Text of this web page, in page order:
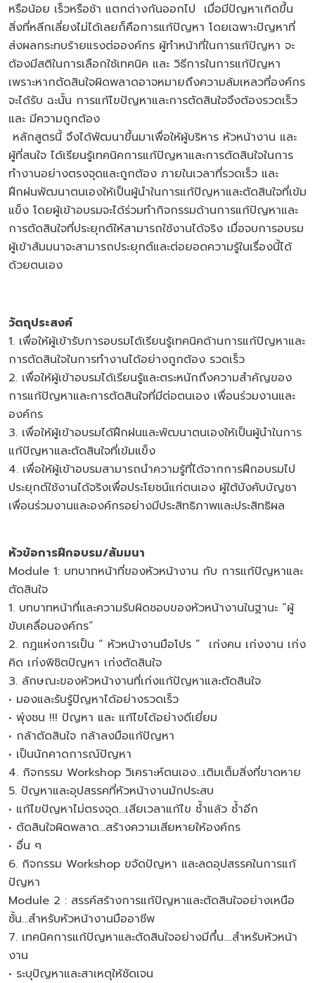
หรือน้อย เร็วหรือช้า แตกต่างกันออกไป เมื่อมีปัญหาเกิดขึ้น
สิ่งที่หลีกเลี่ยงไม่ได้เลยก็คือการแก้ปัญหา โดยเฉพาะปัญหาที่
ส่งผลกระทบร้ายแรงต่อองค์กร ผู้ทำหน้าที่ในการแก้ปัญหา จะ
ต้องมีสติในการเลือกใช้เทคนิค และ วิธีการในการแก้ปัญหา
เพราะหากตัดสินใจผิดพลาดอาจหมายถึงความล้มเหลวที่องค์กร
จะได้รับ ฉะนั้น การแก้ไขปัญหาและการตัดสินใจจึงต้องรวดเร็ว
และ มีความถูกต้อง
หลักสูตรนี้ จึงได้พัฒนาขึ้นมาเพื่อให้ผู้บริหาร หัวหน้างาน และ
ผู้ที่สนใจ ได้เรียนรู้เทคนิคการแก้ปัญหาและการตัดสินใจในการ
ทำงานอย่างตรงจุดและถูกต้อง ภายในเวลาที่รวดเร็ว และ
ฝึกฝนพัฒนาตนเองให้เป็นผู้นำในการแก้ปัญหาและตัดสินใจที่เข้ม
แข็ง โดยผู้เข้าอบรมจะได้ร่วมทำกิจกรรมด้านการแก้ปัญหาและ
การตัดสินใจที่ประยุกต์ให้สามารถใช้งานได้จริง เมื่อจบการอบรม
ผู้เข้าสัมมนาจะสามารถประยุกต์และต่อยอดความรู้ในเรื่องนี้ได้
ด้วยตนเอง
วัตถุประสงค์
1. เพื่อให้ผู้เข้ารับการอบรมได้เรียนรู้เทคนิคด้านการแก้ปัญหาและ
การตัดสินใจในการทำงานได้อย่างถูกต้อง รวดเร็ว
2. เพื่อให้ผู้เข้าอบรมได้เรียนรู้และตระหนักถึงความสำคัญของ
การแก้ปัญหาและการตัดสินใจที่มีต่อตนเอง เพื่อนร่วมงานและ
องค์กร
3. เพื่อให้ผู้เข้าอบรมได้ฝึกฝนและพัฒนาตนเองให้เป็นผู้นำในการ
แก้ปัญหาและตัดสินใจที่เข้มแข็ง
4. เพื่อให้ผู้เข้าอบรมสามารถนำความรู้ที่ได้จากการฝึกอบรมไป
ประยุกต์ใช้งานได้จริงเพื่อประโยชน์แก่ตนเอง ผู้ใต้บังคับบัญชา
เพื่อนร่วมงานและองค์กรอย่างมีประสิทธิภาพและประสิทธิผล
หัวข้อการฝึกอบรม/สัมมนา
Module 1: บทบาทหน้าที่ของหัวหน้างาน กับ การแก้ปัญหาและ
ตัดสินใจ
1. บทบาทหน้าที่และความรับผิดชอบของหัวหน้างานในฐานะ “ผู้
ขับเคลื่อนองค์กร”
2. กฎแห่งการเป็น “ หัวหน้างานมือโปร ” เก่งคน เก่งงาน เก่ง
คิด เก่งพิชิตปัญหา เก่งตัดสินใจ
3. ลักษณะของหัวหน้างานที่เก่งแก้ปัญหาและตัดสินใจ
• มองและรับรู้ปัญหาได้อย่างรวดเร็ว
• พุ่งชน !!! ปัญหา และ แก้ไขได้อย่างดีเยี่ยม
• กล้าตัดสินใจ กล้าลงมือแก้ปัญหา
• เป็นนักคาดการณ์ปัญหา
4. กิจกรรม Workshop วิเคราะห์ตนเอง…เติมเต็มสิ่งที่ขาดหาย
5. ปัญหาและอุปสรรคที่หัวหน้างานมักประสบ
• แก้ไขปัญหาไม่ตรงจุด…เสียเวลาแก้ไข ซ้ำแล้ว ซ้ำอีก
• ตัดสินใจผิดพลาด…สร้างความเสียหายให้องค์กร
• อื่น ๆ
6. กิจกรรม Workshop ขจัดปัญหา และลดอุปสรรคในการแก้
ปัญหา
Module 2 : สรรค์สร้างการแก้ปัญหาและตัดสินใจอย่างเหนือ
ชั้น...สำหรับหัวหน้างานมืออาชีพ
7. เทคนิคการแก้ปัญหาและตัดสินใจอย่างมีกึ๋น….สำหรับหัวหน้า
งาน
• ระบุปัญหาและสาเหตุให้ชัดเจน